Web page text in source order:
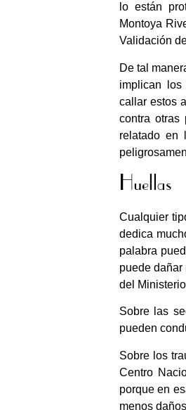
lo están
Montoya
Validación
De tal
implican
callar estos
contra otras
relatado en
Huellas
Cualquier
dedica
palabra
puede dañar
del
Sobre las
pueden
Sobre los
Centro
porque en
menos